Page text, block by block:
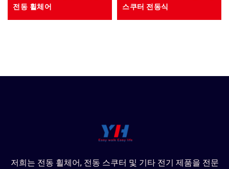
전동 휠체어
스쿠터 전동식
저희는 전동 휠체어, 전동 스쿠터 및 기타 전기 제품을 전문